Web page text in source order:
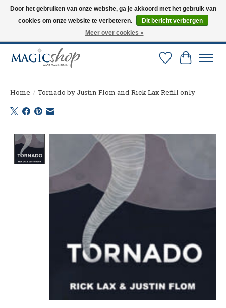
Altijd de nieuwste trucs op voorraad. Snelle verzending via PostNL en DHL.
Langskomen in onze winkel? Bel of mail om een afspraak te maken. 0251-
Verlanglijst
Home / Tornado by Justin Flom and Rick Lax Refill only
Product image slideshow Items
Door het gebruiken van onze website, ga je akkoord met het gebruik van
cookies om onze website te verbeteren.
Dit bericht verbergen
Meer over cookies »